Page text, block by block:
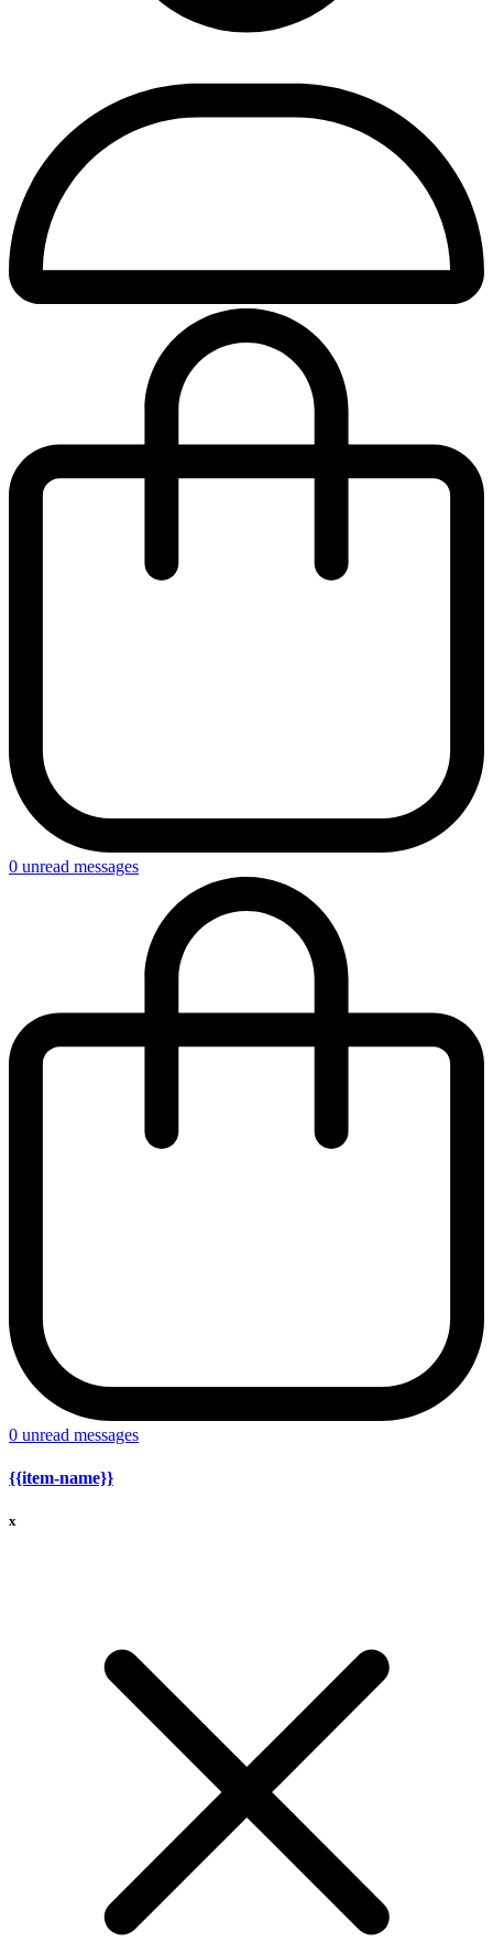
0 unread messages
0 unread messages
{{item-name}}
x